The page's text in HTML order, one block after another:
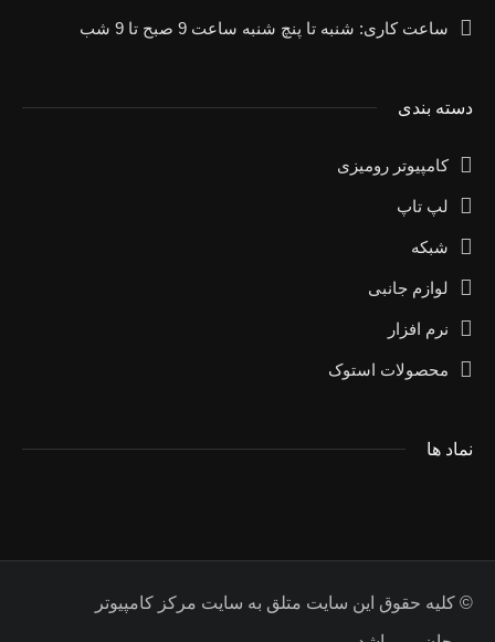
ساعت کاری: شنبه تا پنچ شنبه ساعت 9 صبح تا 9 شب
دسته بندی
کامپیوتر رومیزی
لپ تاپ
شبکه
لوازم جانبی
نرم افزار
محصولات استوک
نماد ها
© کلیه حقوق این سایت متلق به سایت مرکز کامپیوتر